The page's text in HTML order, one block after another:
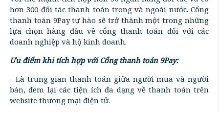
hơn 300 đối tác thanh toán trong và ngoài nước. Cổng
thanh toán 9Pay tự hào sẽ trở thành một trong những
lựa chọn hàng đầu về cổng thanh toán đối với các
doanh nghiệp và hộ kinh doanh.
Ưu điểm khi tích hợp với Cổng thanh toán 9Pay:
- Là trung gian thanh toán giữa người mua và người
bán, đem lại các tiện ích đa dạng về thanh toán trên
website thương mại điện tử.